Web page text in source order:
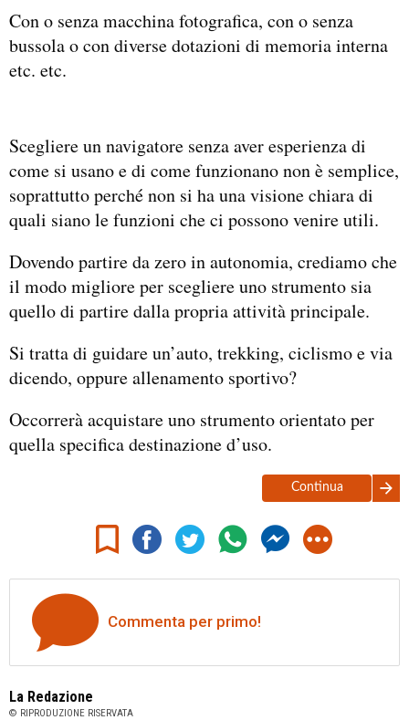
Con o senza macchina fotografica, con o senza
bussola o con diverse dotazioni di memoria interna
etc. etc.
Scegliere un navigatore senza aver esperienza di
come si usano e di come funzionano non è semplice,
soprattutto perché non si ha una visione chiara di
quali siano le funzioni che ci possono venire utili.
Dovendo partire da zero in autonomia, crediamo che
il modo migliore per scegliere uno strumento sia
quello di partire dalla propria attività principale.
Si tratta di guidare un’auto, trekking, ciclismo e via
dicendo, oppure allenamento sportivo?
Occorrerà acquistare uno strumento orientato per
quella specifica destinazione d’uso.
Continua
Commenta per primo!
La Redazione
© RIPRODUZIONE RISERVATA